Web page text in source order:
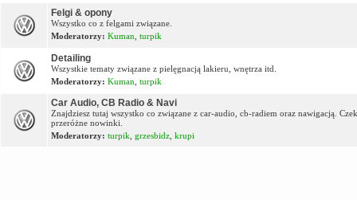
Felgi & opony
Wszystko co z felgami związane.
Moderatorzy: Kuman turpik
Detailing
Wszystkie tematy związane z pielęgnacją lakieru, wnętrza itd.
Moderatorzy: Kuman turpik
Car Audio, CB Radio & Navi
Znajdziesz tutaj wszystko co związane z car-audio, cb-radiem oraz nawigacją.
przeróżne nowinki.
Moderatorzy: turpik grzesbidz krupi